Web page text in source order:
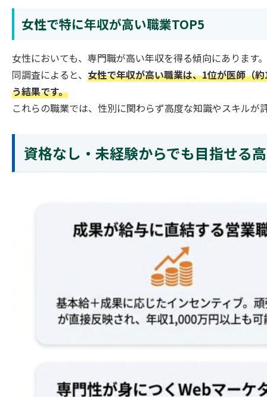
女性で特に年収が高い職業TOP5
女性においても、専門職が高い年収を得る傾向にあります。
同調査によると、 女性で年収が高い職業は、1位が医師（
う結果です。
これらの職業では、性別に関わらず高度な知識やスキル
資格なし・未経験からでも目指せる